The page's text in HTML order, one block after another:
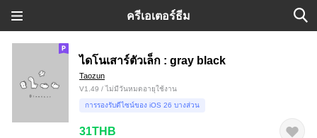
ครีเอเตอร์ธีม
ไดโนเสาร์ตัวเล็ก : gray black
Taozun
V1.49 / ไม่มีวันหมดอายุใช้งาน
การรองรับดีไซน์ของ iOS 26 บางส่วน
31THB